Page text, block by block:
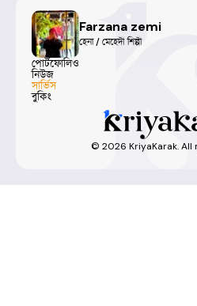
Farzana zemi
হেনা / মেহেদী শিল্পী
পোর্টফোলিও
নিউজ
সার্ভিস
বুকিং
© 2026 KriyaKarak.